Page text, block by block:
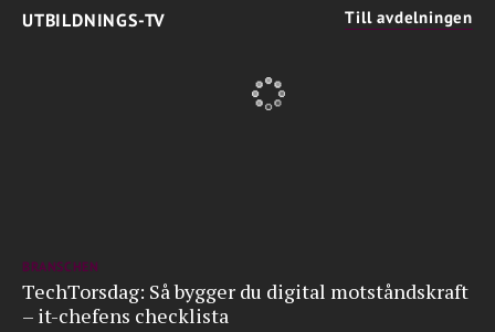
UTBILDNINGS-TV Till avdelningen
BRANSCHEN
TechTorsdag: Så bygger du digital motståndskraft
– it-chefens checklista